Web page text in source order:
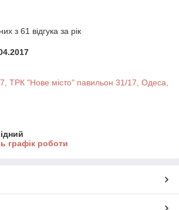
з 61 відгука за рік
ТРК "Нове місто" павильон 31/17, Одеса,
графік роботи